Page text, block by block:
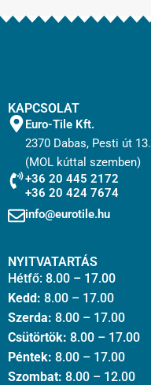
KAPCSOLAT
Euro-Tile Kft.
2370 Dabas, Pesti út 13.
(MOL kúttal szemben)
+36 20 445 2172
+36 20 424 7674
info@eurotile.hu
NYITVATARTÁS
Hétfő: 8.00 – 17.00
Kedd: 8.00 – 17.00
Szerda: 8.00 – 17.00
Csütörtök: 8.00 – 17.00
Péntek: 8.00 – 17.00
Szombat: 8.00 – 12.00